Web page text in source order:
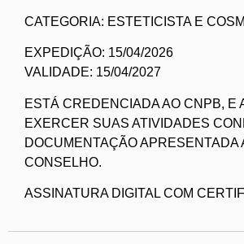
CATEGORIA: ESTETICISTA E
EXPEDIÇÃO: 15/04/2026
VALIDADE: 15/04/2027
ESTÁ CREDENCIADA AO CNPB, E
EXERCER SUAS ATIVIDADES
DOCUMENTAÇÃO APRESENTADA
CONSELHO.
ASSINATURA DIGITAL COM